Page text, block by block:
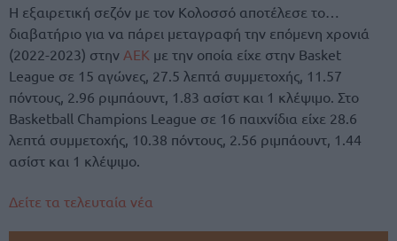
Η εξαιρετική σεζόν με τον Κολοσσό αποτέλεσε το…
διαβατήριο για να πάρει μεταγραφή την επόμενη χρονιά
(2022-2023) στην ΑΕΚ με την οποία είχε στην Basket
League σε 15 αγώνες, 27.5 λεπτά συμμετοχής, 11.57
πόντους, 2.96 ριμπάουντ, 1.83 ασίστ και 1 κλέψιμο. Στο
Basketball Champions League σε 16 παιχνίδια είχε 28.6
λεπτά συμμετοχής, 10.38 πόντους, 2.56 ριμπάουντ, 1.44
ασίστ και 1 κλέψιμο.
Δείτε τα τελευταία νέα